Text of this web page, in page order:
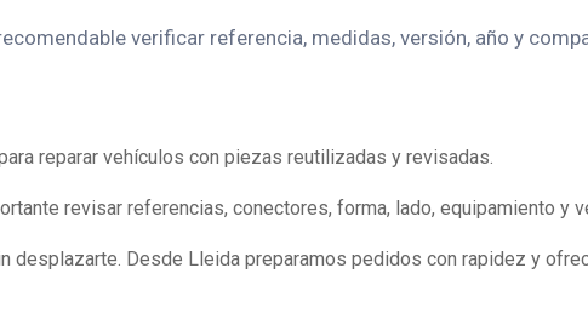
verificar referencia, medidas, versión, año y
reparar vehículos con piezas reutilizadas y revisadas.
revisar referencias, conectores, forma, lado, equipamiento y
Desde Lleida preparamos pedidos con rapidez y